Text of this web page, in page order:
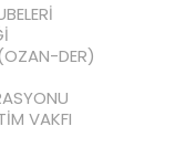
DER)
VAKFI